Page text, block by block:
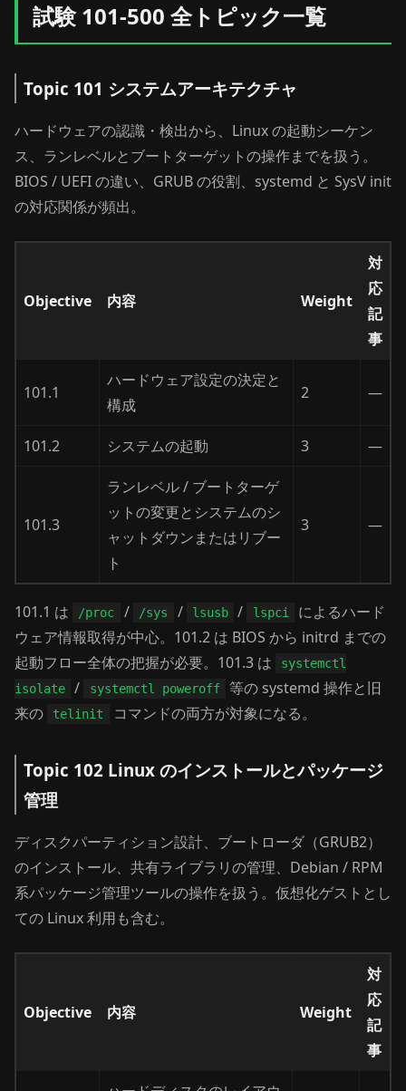
試験 101-500 全トピック一覧
Topic 101 システムアーキテクチャ
ハードウェアの認識・検出から、Linux の起動シーケン
ス、ランレベルとブートターゲットの操作までを扱う。
BIOS / UEFI の違い、GRUB の役割、systemd と SysV init
の対応関係が頻出。
Objective 内容 Weight
対
応
記
事
101.1
ハードウェア設定の決定と
構成
2 —
101.2 システムの起動 3 —
101.3
ランレベル / ブートターゲ
ットの変更とシステムのシ
ャットダウンまたはリブー
ト
3 —
101.1 は /proc / /sys / lsusb / lspci
によるハード
ウェア情報取得が中心。101.2 は BIOS から initrd までの
起動フロー全体の把握が必要。101.3 は
systemctl
isolate
/ systemctl poweroff
等の systemd 操作と旧
来の
telinit コマンドの両方が対象になる。
Topic 102 Linux のインストールとパッケージ
管理
ディスクパーティション設計、ブートローダ（GRUB2）
のインストール、共有ライブラリの管理、Debian / RPM
系パッケージ管理ツールの操作を扱う。仮想化ゲストとし
ての Linux 利用も含む。
Objective 内容 Weight
対
応
記
事